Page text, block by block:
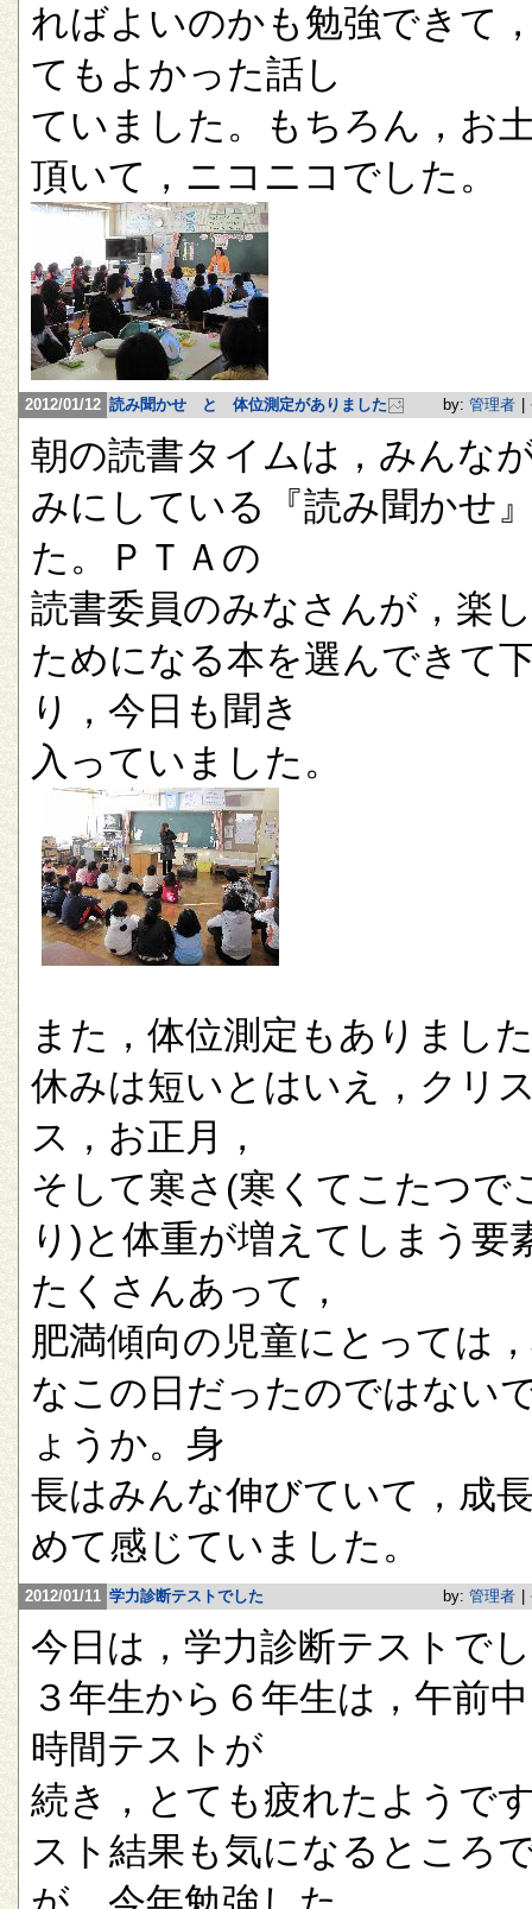
ればよいのかも勉強できて
てもよかった話し
ていました。もちろん，お
頂いて，ニコニコでした。
2012/01/12 読み聞かせ と 体位測定がありました by: 管理者
朝の読書タイムは，みんな
みにしている『読み聞かせ
た。ＰＴＡの
読書委員のみなさんが，楽
ためになる本を選んできて
り，今日も聞き
入っていました。
また，体位測定もありまし
休みは短いとはいえ，クリ
ス，お正月，
そして寒さ(寒くてこたつで
り)と体重が増えてしまう要
たくさんあって，
肥満傾向の児童にとっては
なこの日だったのではない
ょうか。身
長はみんな伸びていて，成
めて感じていました。
2012/01/11 学力診断テストでした by: 管理者
今日は，学力診断テストで
３年生から６年生は，午前
時間テストが
続き，とても疲れたようで
スト結果も気になるところ